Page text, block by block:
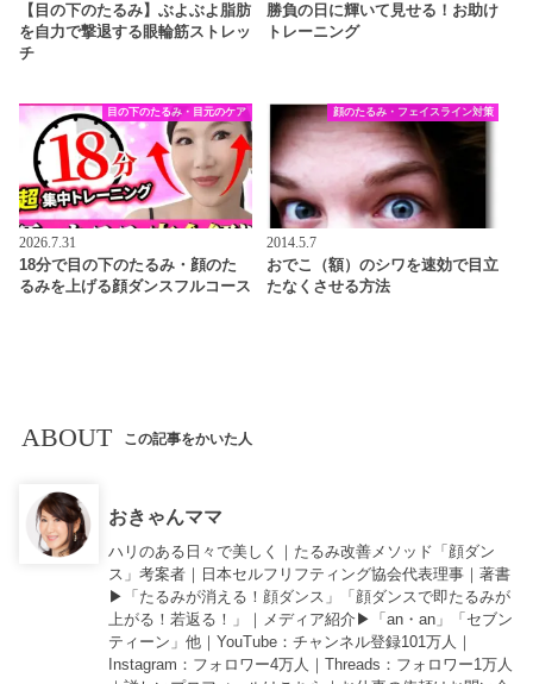
【目の下のたるみ】ぶよぶよ脂肪
を自力で撃退する眼輪筋ストレッ
チ
勝負の日に輝いて見せる！お助け
トレーニング
目の下のたるみ・目元のケア
2026.7.31
18分で目の下のたるみ・顔のた
るみを上げる顔ダンスフルコース
顔のたるみ・フェイスライン対策
2014.5.7
おでこ（額）のシワを速効で目立
たなくさせる方法
ABOUT この記事をかいた人
おきゃんママ
ハリのある日々で美しく｜たるみ改善メソッド「顔ダン
ス」考案者｜日本セルフリフティング協会代表理事｜著書
▶︎「 たるみが消える！顔ダンス 」「 顔ダンスで即たるみが
上がる！若返る！ 」｜メディア紹介▶︎「an・an」「セブン
ティーン」他｜YouTube ：チャンネル登録101万人｜
Instagram ：フォロワー4万人｜Threads ：フォロワー1万人